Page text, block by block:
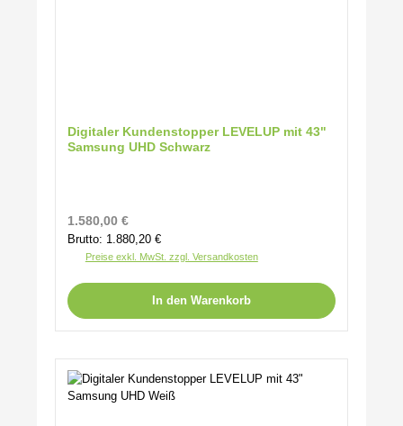
Digitaler Kundenstopper LEVELUP mit 43"
Samsung UHD Schwarz
Regulärer Preis:
1.580,00 €
Brutto: 1.880,20 €
Preise exkl. MwSt. zzgl. Versandkosten
In den Warenkorb